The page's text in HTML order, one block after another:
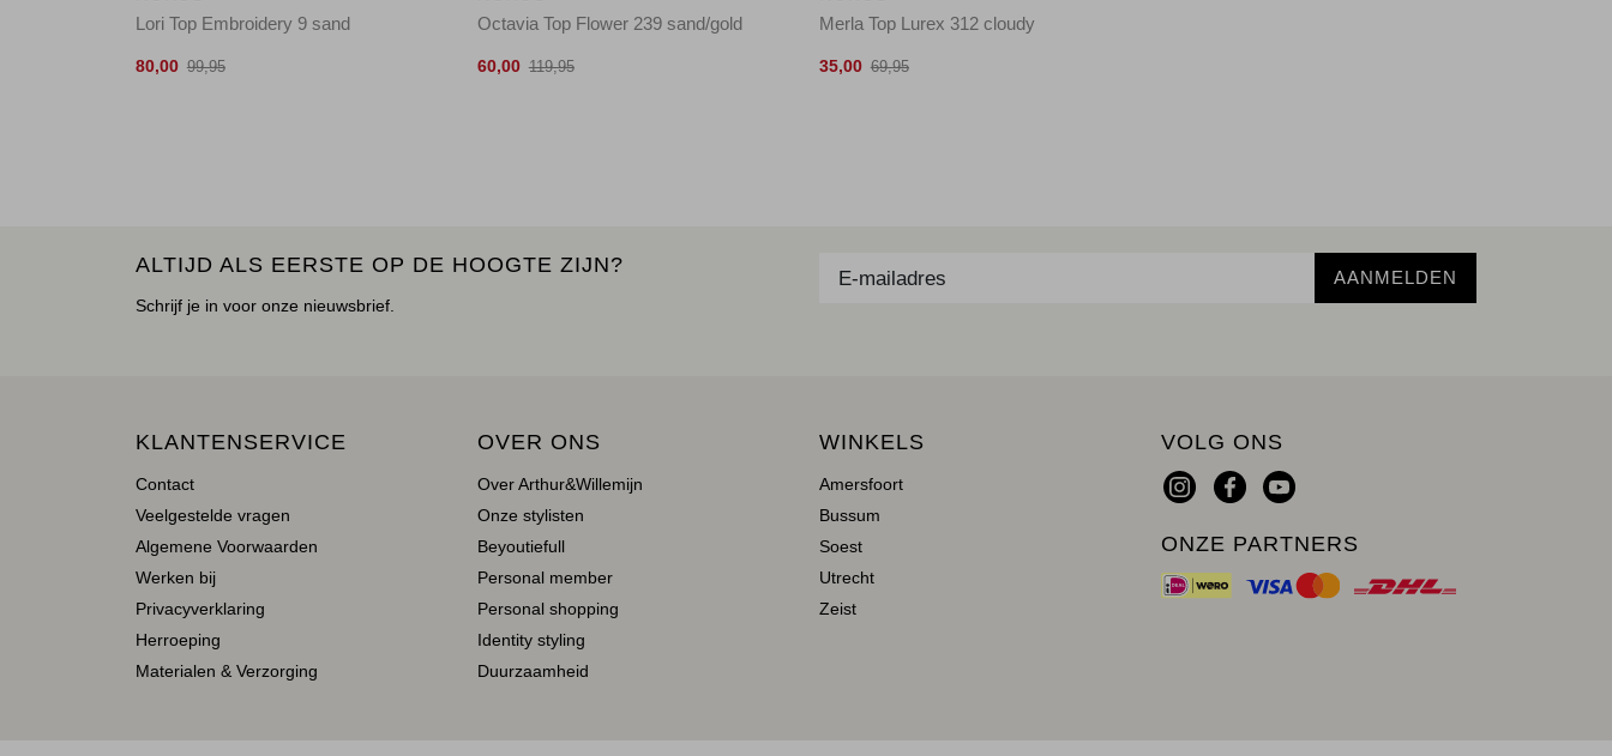
Lori Top Embroidery 9 sand
80,00 99,95
Octavia Top Flower 239 sand/gold
60,00 119,95
Merla Top Lurex 312 cloudy
35,00 69,95
ALTIJD ALS EERSTE OP DE HOOGTE ZIJN?
Schrijf je in voor onze nieuwsbrief.
AANMELDEN
KLANTENSERVICE
Contact
Veelgestelde vragen
Algemene Voorwaarden
Werken bij
Privacyverklaring
Herroeping
Materialen & Verzorging
OVER ONS
Over Arthur&Willemijn
Onze stylisten
Beyoutiefull
Personal member
Personal shopping
Identity styling
Duurzaamheid
WINKELS
Amersfoort
Bussum
Soest
Utrecht
Zeist
VOLG ONS
ONZE PARTNERS